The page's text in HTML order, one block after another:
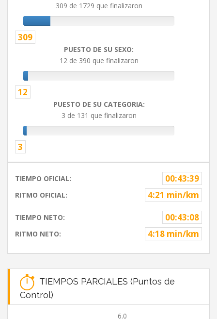
309 de 1729 que finalizaron
309
PUESTO DE SU SEXO:
12 de 390 que finalizaron
12
PUESTO DE SU CATEGORIA:
3 de 131 que finalizaron
3
TIEMPO OFICIAL: 00:43:39
RITMO OFICIAL: 4:21 min/km
TIEMPO NETO: 00:43:08
RITMO NETO: 4:18 min/km
TIEMPOS PARCIALES (Puntos de
Control)
6.0